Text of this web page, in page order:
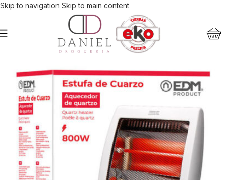
Skip to navigation Skip to main content